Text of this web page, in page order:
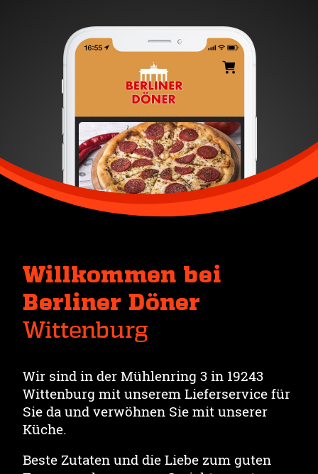
Willkommen bei
Berliner Döner
Wittenburg
Wir sind in der Mühlenring 3 in 19243
Wittenburg mit unserem Lieferservice für
Sie da und verwöhnen Sie mit unserer
Küche.
Beste Zutaten und die Liebe zum guten